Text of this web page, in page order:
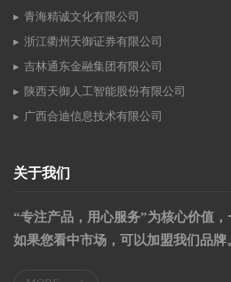
青海精诚文化有限公司
浙江衢州天御证券有限公司
吉林通东金融集团有限公司
陕西天御人工智能股份有限公司
广西合迪信息技术有限公司
关于我们
“专注产品，用心服务”为核心价值，
如果您看中市场，可以加盟我们品牌